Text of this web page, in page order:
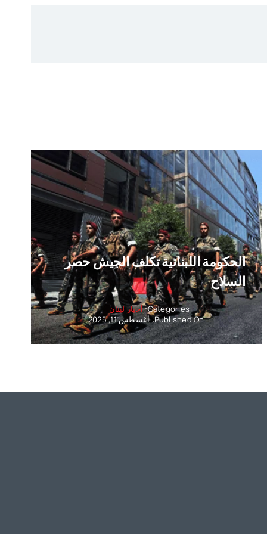
الحكومة اللبنانية تكلف الجيش حصر
السلاح
Categories: أخبار لبنان
Published On: أغسطس 11, 2025